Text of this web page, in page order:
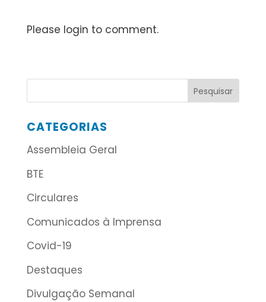
Please login to comment.
CATEGORIAS
Assembleia Geral
BTE
Circulares
Comunicados à Imprensa
Covid-19
Destaques
Divulgação Semanal